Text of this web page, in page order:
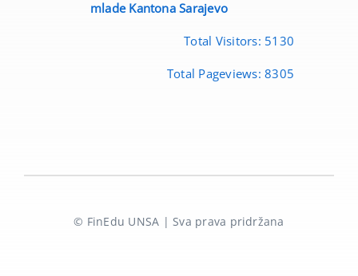
mlade Kantona Sarajevo
Total Visitors: 5130
Total Pageviews:8305
© FinEdu UNSA | Sva prava pridržana